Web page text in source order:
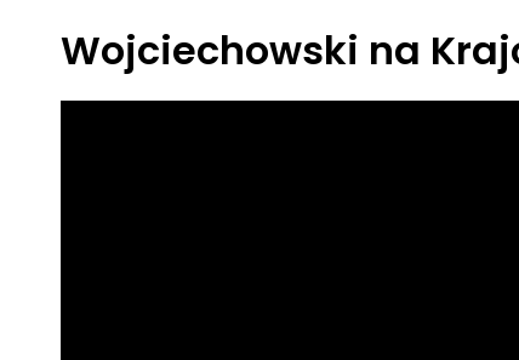
Wojciechowski na